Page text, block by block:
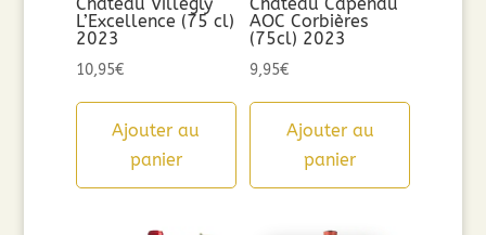
L’Excellence (75 cl)
2023
10,95€
Ajouter au
panier
AOC Corbières
(75cl) 2023
9,95€
Ajouter au
panier